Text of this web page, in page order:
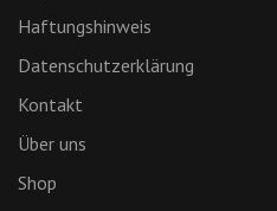
Haftungshinweis
Datenschutzerklärung
Kontakt
Über uns
Shop